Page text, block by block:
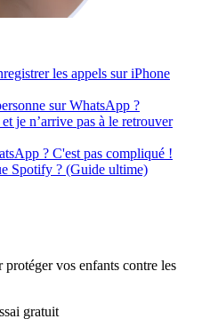
les appels sur iPhone
sur WhatsApp ?
je n’arrive pas à le retrouver
? C'est pas compliqué !
Spotify ? (Guide ultime)
vos enfants contre les
gratuit